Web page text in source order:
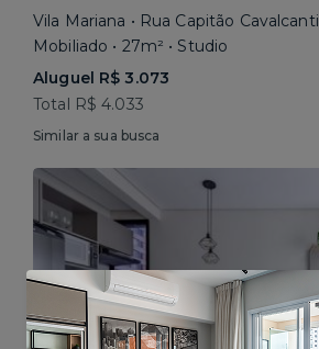
Vila Mariana • Rua Capitão Cavalcanti
Mobiliado • 27m² • Studio
Aluguel R$ 3.073
Total R$ 4.033
Similar a sua busca